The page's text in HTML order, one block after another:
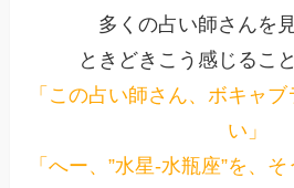
多くの占い師さんを
ときどきこう感じるこ
「この占い師さん、ボキャ
い」
「へー、”水星-水瓶座”を、